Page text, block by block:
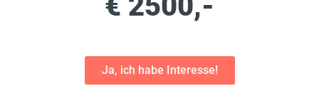
Ja, ich habe Interesse!